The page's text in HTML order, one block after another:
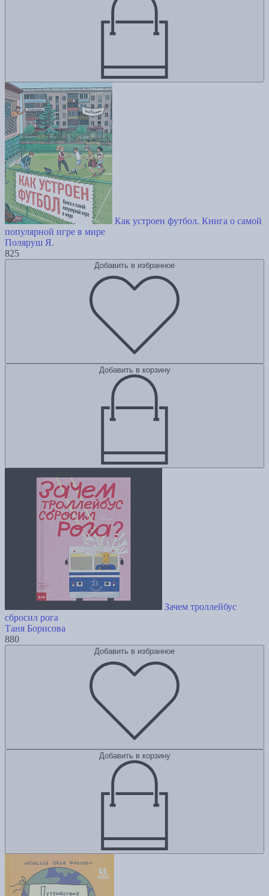
Как устроен футбол. Книга о самой
популярной игре в мире
Поляруш Я.
825
Добавить в избранное
Добавить в корзину
Зачем троллейбус
сбросил рога
Таня Борисова
880
Добавить в избранное
Добавить в корзину